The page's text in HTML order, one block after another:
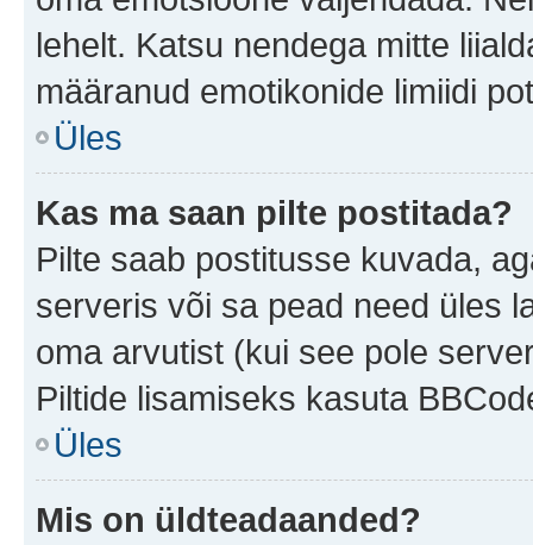
lehelt. Katsu nendega mitte
määranud emotikonide limiidi
Üles
Kas ma saan pilte postitada?
Pilte saab postitusse kuvada,
serveris või sa pead need üles
oma arvutist (kui see pole
Piltide lisamiseks kasuta
Üles
Mis on üldteadaanded?